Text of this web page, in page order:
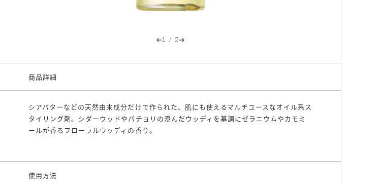
1 / 2
商品詳細
シアバターなどの天然由来成分だけで作られた、肌にも使えるマルチユースなオイル系ス
タイリング剤。シダーウッドやパチョリの澄んだウッディを基調にゼラニウムやカモミ
ールが香るフローラルウッディの香り。
使用方法